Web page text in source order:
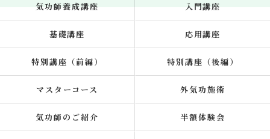
気功師養成講座 入門講座
基礎講座 応用講座
特別講座（前編） 特別講座（後編）
マスターコース 外気功施術
気功師のご紹介 半額体験会